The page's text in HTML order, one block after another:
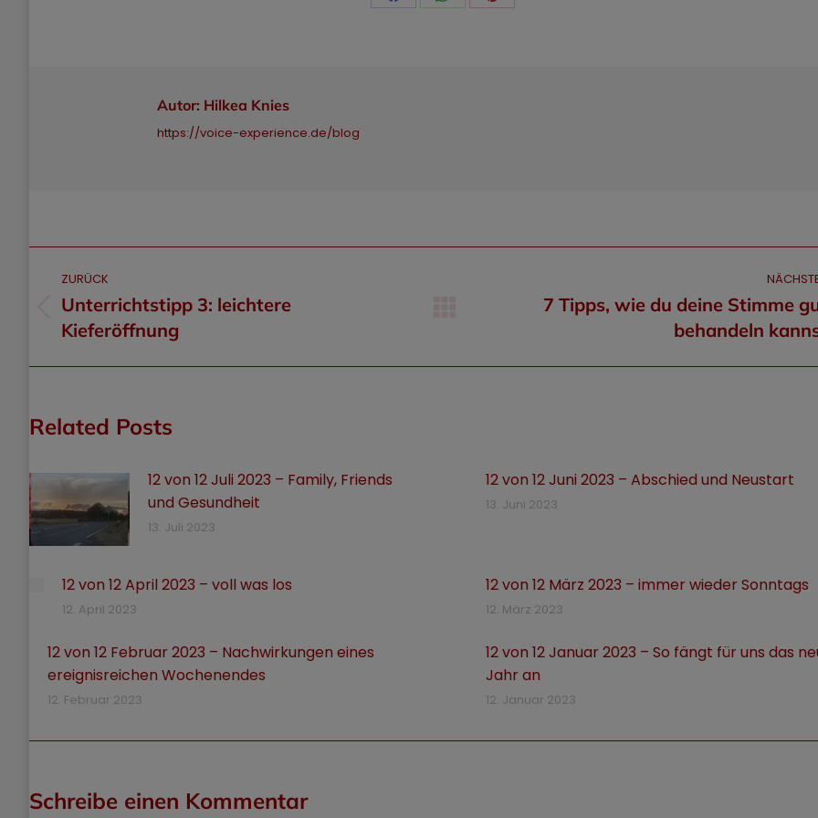
Share Share Share
Autor: Hilkea Knies
https://voice-experience.de/blog
Kommentarnavigation
ZURÜCK
Vorheriger
Beitrag:
Unterrichtstipp 3: leichtere
Kieferöffnung
Nächster
7 Tipps, wie du deine Stimme
behandeln
Related Posts
12 von 12 Juli 2023 – Family, Friends
und Gesundheit
13. Juli 2023
12 von 12 Juni 2023 – Abschied und Neustart
13. Juni 2023
12 von 12 April 2023 – voll was los
12. April 2023
12 von 12 März 2023 – immer wieder Sonntags
12. März 2023
12 von 12 Februar 2023 – Nachwirkungen eines
ereignisreichen Wochenendes
12. Februar 2023
12 von 12 Januar 2023 – So fängt für uns das
Jahr an
12. Januar 2023
Schreibe einen Kommentar